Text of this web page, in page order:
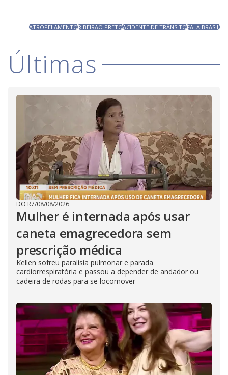
ATROPELAMENTORIBEIRÃO PRETOACIDENTE DE TRÂNSITOFALA BRASIL
Últimas
DO R7/08/08/2026
Mulher é internada após usar
caneta emagrecedora sem
prescrição médica
Kellen sofreu paralisia pulmonar e parada
cardiorrespiratória e passou a depender de andador ou
cadeira de rodas para se locomover